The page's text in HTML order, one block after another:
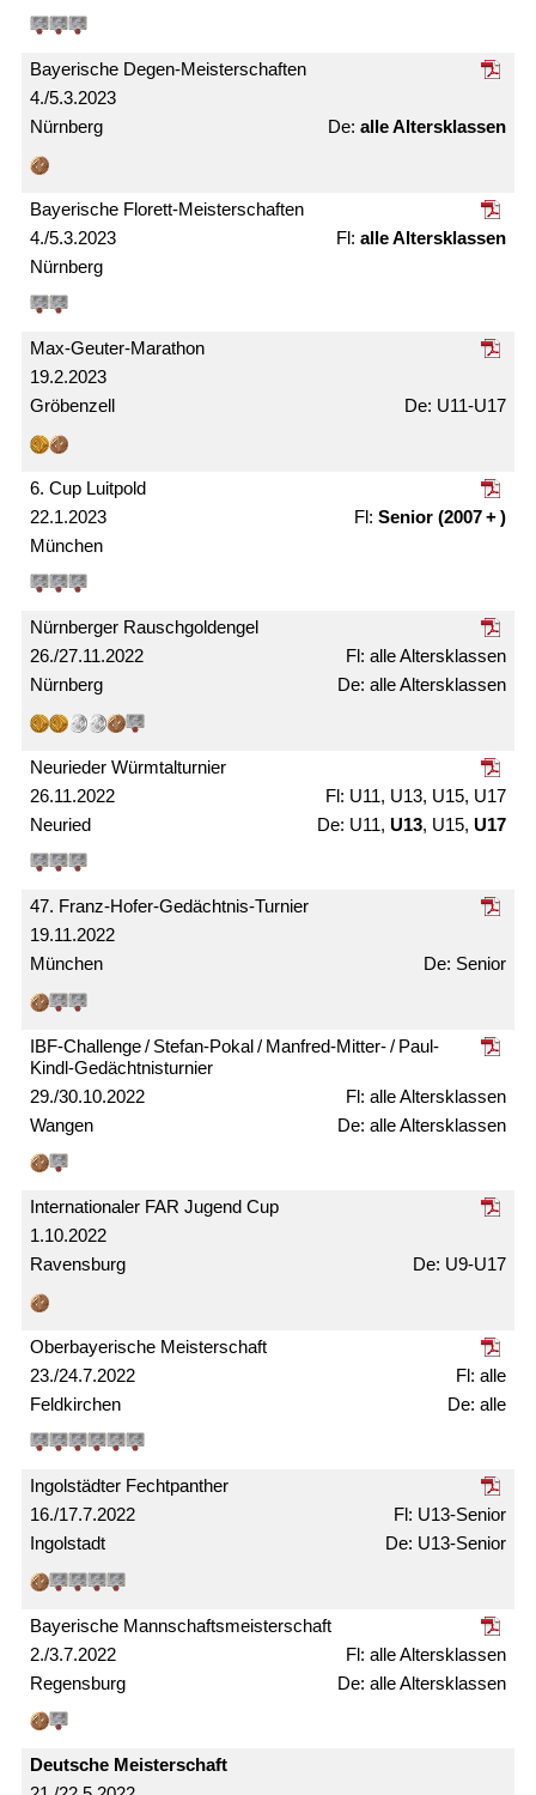
4./5.3.2023
Bayerische Degen-Meister­schaften
Nürnberg alle Alters­klassen
4./5.3.2023
Bayerische Florett-Meister­schaften
Nürnberg
alle Alters­klassen
19.2.2023
Max-Geuter-Marathon
Gröbenzell U11-U17
22.1.2023
6. Cup Luitpold
München
Senior (2007 + )
26./27.11.2022
Nürnberger Rausch­gold­engel
Nürnberg
alle Alters­klassen
alle Alters­klassen
26.11.2022
Neurieder Würmtal­turnier
Neuried
U11, U13, U15, U17
U11, U13, U15, U17
19.11.2022
47. Franz-Hofer-Gedächtnis-Turnier
München Senior
29./30.10.2022
IBF-Challenge / Stefan-Pokal / Manfred-Mitter- / Paul-
Kindl-Gedächtnis­turnier
Wangen
alle Alters­klassen
alle Alters­klassen
1.10.2022
Internationaler FAR Jugend Cup
Ravensburg U9-U17
23./24.7.2022
Ober­bayerische Meister­schaft
Feldkirchen
alle
alle
16./17.7.2022
Ingolstädter Fechtpanther
Ingolstadt
U13-Senior
U13-Senior
2./3.7.2022
Bayerische Mann­schafts­meister­schaft
Regensburg
alle Alters­klassen
alle Alters­klassen
Deutsche Meister­schaft